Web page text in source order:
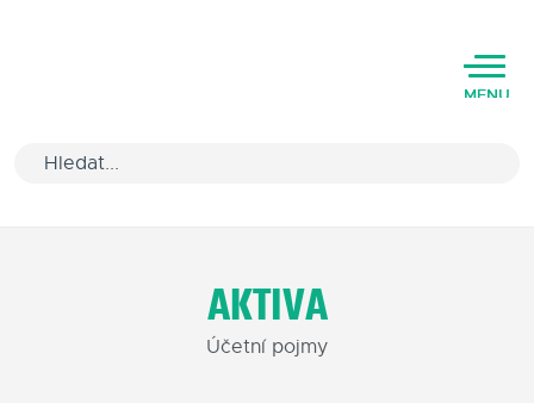
MENU
Varianty software
AKTIVA
Účetní pojmy